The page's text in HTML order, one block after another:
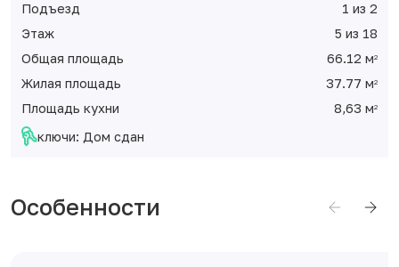
Подъезд
1 из 2
Этаж
5 из 18
Общая площадь
66.12 м2
Жилая площадь 37.77 м2
Площадь кухни 8,63 м2
ключи: Дом сдан
Особенности